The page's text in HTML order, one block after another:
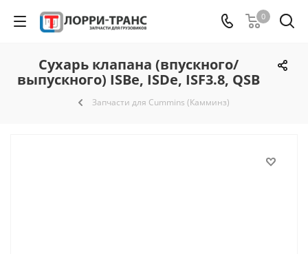
0
Сухарь клапана (впускного/
выпускного) ISBe, ISDe, ISF3.8, QSB
Запчасти для Cummins (Камминз)